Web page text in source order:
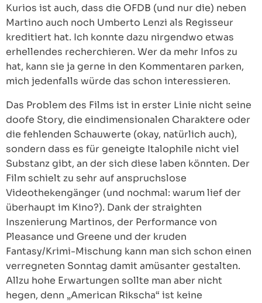
Kurios ist auch, dass die OFDB (und nur die) neben
Martino auch noch Umberto Lenzi als Regisseur
kreditiert hat. Ich konnte dazu nirgendwo etwas
erhellendes recherchieren. Wer da mehr Infos zu
hat, kann sie ja gerne in den Kommentaren parken,
mich jedenfalls würde das schon interessieren.
Das Problem des Films ist in erster Linie nicht seine
doofe Story, die eindimensionalen Charaktere oder
die fehlenden Schauwerte (okay, natürlich auch),
sondern dass es für geneigte Italophile nicht viel
Substanz gibt, an der sich diese laben könnten. Der
Film schielt zu sehr auf anspruchslose
Videothekengänger (und nochmal: warum lief der
überhaupt im Kino?). Dank der straighten
Inszenierung Martinos, der Performance von
Pleasance und Greene und der kruden
Fantasy/Krimi-Mischung kann man sich schon einen
verregneten Sonntag damit amüsanter gestalten.
Allzu hohe Erwartungen sollte man aber nicht
hegen, denn „American Rikscha“ ist keine